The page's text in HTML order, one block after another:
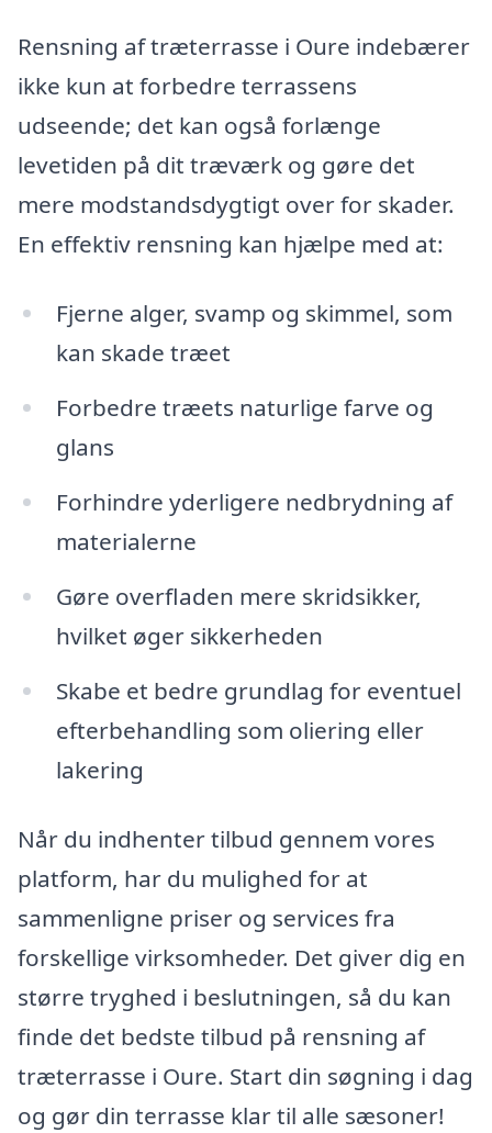
Rensning af træterrasse i Oure indebærer
ikke kun at forbedre terrassens
udseende; det kan også forlænge
levetiden på dit træværk og gøre det
mere modstandsdygtigt over for skader.
En effektiv rensning kan hjælpe med at:
Fjerne alger, svamp og skimmel, som
kan skade træet
Forbedre træets naturlige farve og
glans
Forhindre yderligere nedbrydning af
materialerne
Gøre overfladen mere skridsikker,
hvilket øger sikkerheden
Skabe et bedre grundlag for eventuel
efterbehandling som oliering eller
lakering
Når du indhenter tilbud gennem vores
platform, har du mulighed for at
sammenligne priser og services fra
forskellige virksomheder. Det giver dig en
større tryghed i beslutningen, så du kan
finde det bedste tilbud på rensning af
træterrasse i Oure. Start din søgning i dag
og gør din terrasse klar til alle sæsoner!